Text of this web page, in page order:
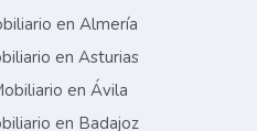
en Almería
en Asturias
en Ávila
en Badajoz